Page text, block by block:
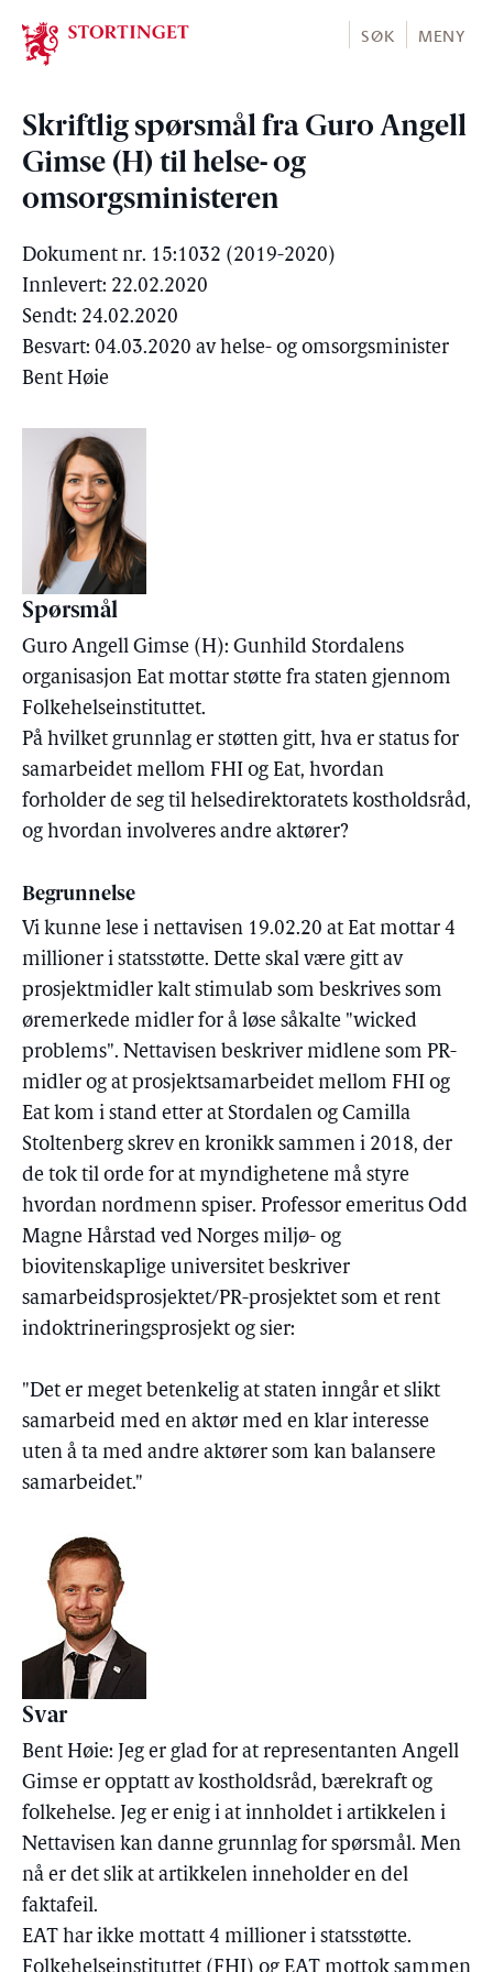
Stortinget.no
SØK MENY
Skriftlig spørsmål fra Guro Angell
Gimse (H) til helse- og
omsorgsministeren
Dokument nr. 15:1032 (2019-2020)
Innlevert: 22.02.2020
Sendt: 24.02.2020
Besvart: 04.03.2020 av helse- og omsorgsminister
Bent Høie
Spørsmål
Guro Angell Gimse (H): Gunhild Stordalens
organisasjon Eat mottar støtte fra staten gjennom
Folkehelseinstituttet.
På hvilket grunnlag er støtten gitt, hva er status for
samarbeidet mellom FHI og Eat, hvordan
forholder de seg til helsedirektoratets kostholdsråd,
og hvordan involveres andre aktører?
Begrunnelse
Vi kunne lese i nettavisen 19.02.20 at Eat mottar 4
millioner i statsstøtte. Dette skal være gitt av
prosjektmidler kalt stimulab som beskrives som
øremerkede midler for å løse såkalte "wicked
problems". Nettavisen beskriver midlene som PR-
midler og at prosjektsamarbeidet mellom FHI og
Eat kom i stand etter at Stordalen og Camilla
Stoltenberg skrev en kronikk sammen i 2018, der
de tok til orde for at myndighetene må styre
hvordan nordmenn spiser. Professor emeritus Odd
Magne Hårstad ved Norges miljø- og
biovitenskaplige universitet beskriver
samarbeidsprosjektet/PR-prosjektet som et rent
indoktrineringsprosjekt og sier:
"Det er meget betenkelig at staten inngår et slikt
samarbeid med en aktør med en klar interesse
uten å ta med andre aktører som kan balansere
samarbeidet."
Svar
Bent Høie: Jeg er glad for at representanten Angell
Gimse er opptatt av kostholdsråd, bærekraft og
folkehelse. Jeg er enig i at innholdet i artikkelen i
Nettavisen kan danne grunnlag for spørsmål. Men
nå er det slik at artikkelen inneholder en del
faktafeil.
EAT har ikke mottatt 4 millioner i statsstøtte.